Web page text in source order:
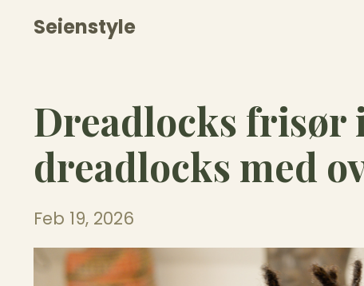
Seienstyle
Dreadlocks frisør
dreadlocks med
Feb 19, 2026